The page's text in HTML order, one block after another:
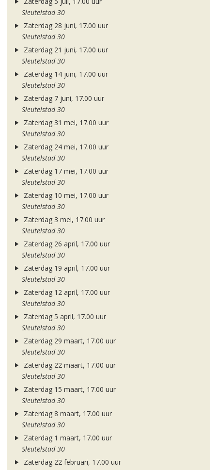
Sleutelstad 30
Zaterdag 28 juni, 17.00 uur
Sleutelstad 30
Zaterdag 21 juni, 17.00 uur
Sleutelstad 30
Zaterdag 14 juni, 17.00 uur
Sleutelstad 30
Zaterdag 7 juni, 17.00 uur
Sleutelstad 30
Zaterdag 31 mei, 17.00 uur
Sleutelstad 30
Zaterdag 24 mei, 17.00 uur
Sleutelstad 30
Zaterdag 17 mei, 17.00 uur
Sleutelstad 30
Zaterdag 10 mei, 17.00 uur
Sleutelstad 30
Zaterdag 3 mei, 17.00 uur
Sleutelstad 30
Zaterdag 26 april, 17.00 uur
Sleutelstad 30
Zaterdag 19 april, 17.00 uur
Sleutelstad 30
Zaterdag 12 april, 17.00 uur
Sleutelstad 30
Zaterdag 5 april, 17.00 uur
Sleutelstad 30
Zaterdag 29 maart, 17.00 uur
Sleutelstad 30
Zaterdag 22 maart, 17.00 uur
Sleutelstad 30
Zaterdag 15 maart, 17.00 uur
Sleutelstad 30
Zaterdag 8 maart, 17.00 uur
Sleutelstad 30
Zaterdag 1 maart, 17.00 uur
Sleutelstad 30
Zaterdag 22 februari, 17.00 uur